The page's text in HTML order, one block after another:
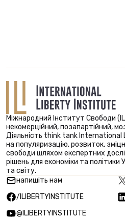
Міжнародний Інститут Свободи
некомерційний, позапартійний,
Діяльність think tank
на популяризацію, розвиток,
свободи шляхом експертних
рішень для економіки та політики
та світу.
напишіть нам
/ILIBERTYINSTITUTE
@ILIBERTYINSTITUTE